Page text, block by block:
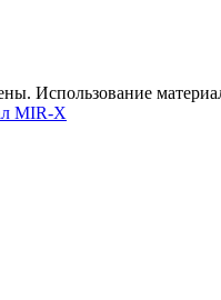
Использование
MIR-X